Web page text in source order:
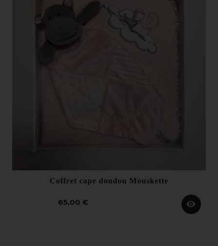
Coffret cape doudou Mouskette
65,00 €